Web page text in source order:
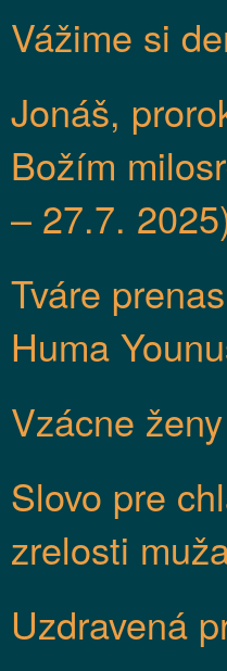
Vážime si
Jonáš,
Božím
– 27.7.
Tváre
Huma
Vzácne ženy
Slovo pre
zrelosti
Uzdravená